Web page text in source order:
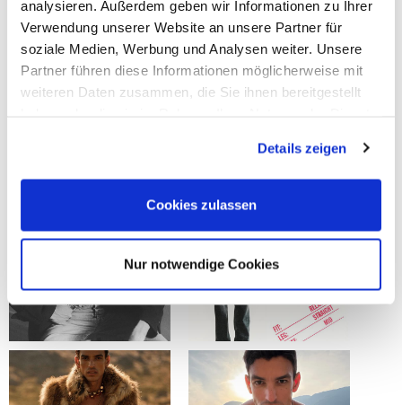
analysieren. Außerdem geben wir Informationen zu Ihrer
Verwendung unserer Website an unsere Partner für
soziale Medien, Werbung und Analysen weiter. Unsere
Partner führen diese Informationen möglicherweise mit
weiteren Daten zusammen, die Sie ihnen bereitgestellt
Details zeigen
Cookies zulassen
Nur notwendige Cookies